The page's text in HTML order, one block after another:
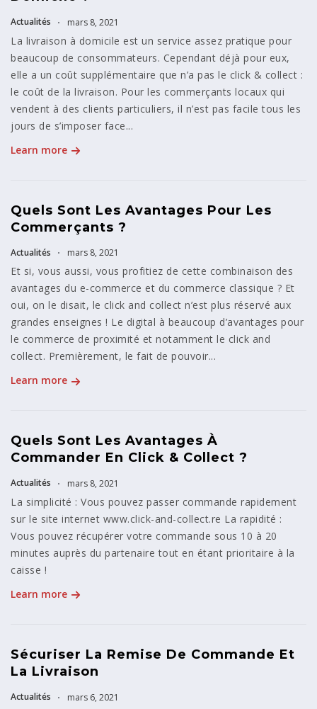
Actualités mars 8, 2021
La livraison à domicile est un service assez pratique pour
beaucoup de consommateurs. Cependant déjà pour eux,
elle a un coût supplémentaire que n’a pas le click & collect :
le coût de la livraison. Pour les commerçants locaux qui
vendent à des clients particuliers, il n’est pas facile tous les
jours de s’imposer face...
Learn more
Quels Sont Les Avantages Pour Les
Commerçants ?
Actualités mars 8, 2021
Et si, vous aussi, vous profitiez de cette combinaison des
avantages du e-commerce et du commerce classique ? Et
oui, on le disait, le click and collect n’est plus réservé aux
grandes enseignes ! Le digital à beaucoup d’avantages pour
le commerce de proximité et notamment le click and
collect. Premièrement, le fait de pouvoir...
Learn more
Quels Sont Les Avantages À
Commander En Click & Collect ?
Actualités mars 8, 2021
La simplicité : Vous pouvez passer commande rapidement
sur le site internet www.click-and-collect.re La rapidité :
Vous pouvez récupérer votre commande sous 10 à 20
minutes auprès du partenaire tout en étant prioritaire à la
caisse !
Learn more
Sécuriser La Remise De Commande Et
La Livraison
Actualités mars 6, 2021